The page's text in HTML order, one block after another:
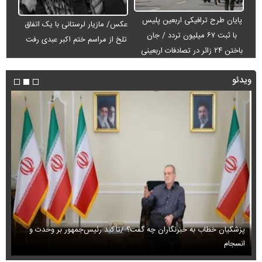
پایان طرح ترافیکی اربعین پلیس
با ثبت ۶۷ میلیون تردد / جان
باختن ۲۴ زائر در تصادفات اربعینی
عکس/ مازیار لرستانی با یک اتفاق
تلخ از مراسم ختم اکبر عبدی رفت
ویدئو
پزشکیان خطاب به خبرنگاران چه گفت؟ /تأکید رئیس‌جمهور بر وحدت و
انسجام